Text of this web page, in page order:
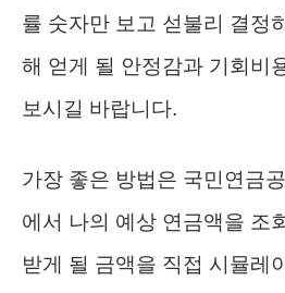
률 숫자만 보고 섣불리 결정
해 얻게 될 안정감과 기회비
보시길 바랍니다.
가장 좋은 방법은 국민연금공
에서 나의 예상 연금액을 조
받게 될 금액을 직접 시뮬레